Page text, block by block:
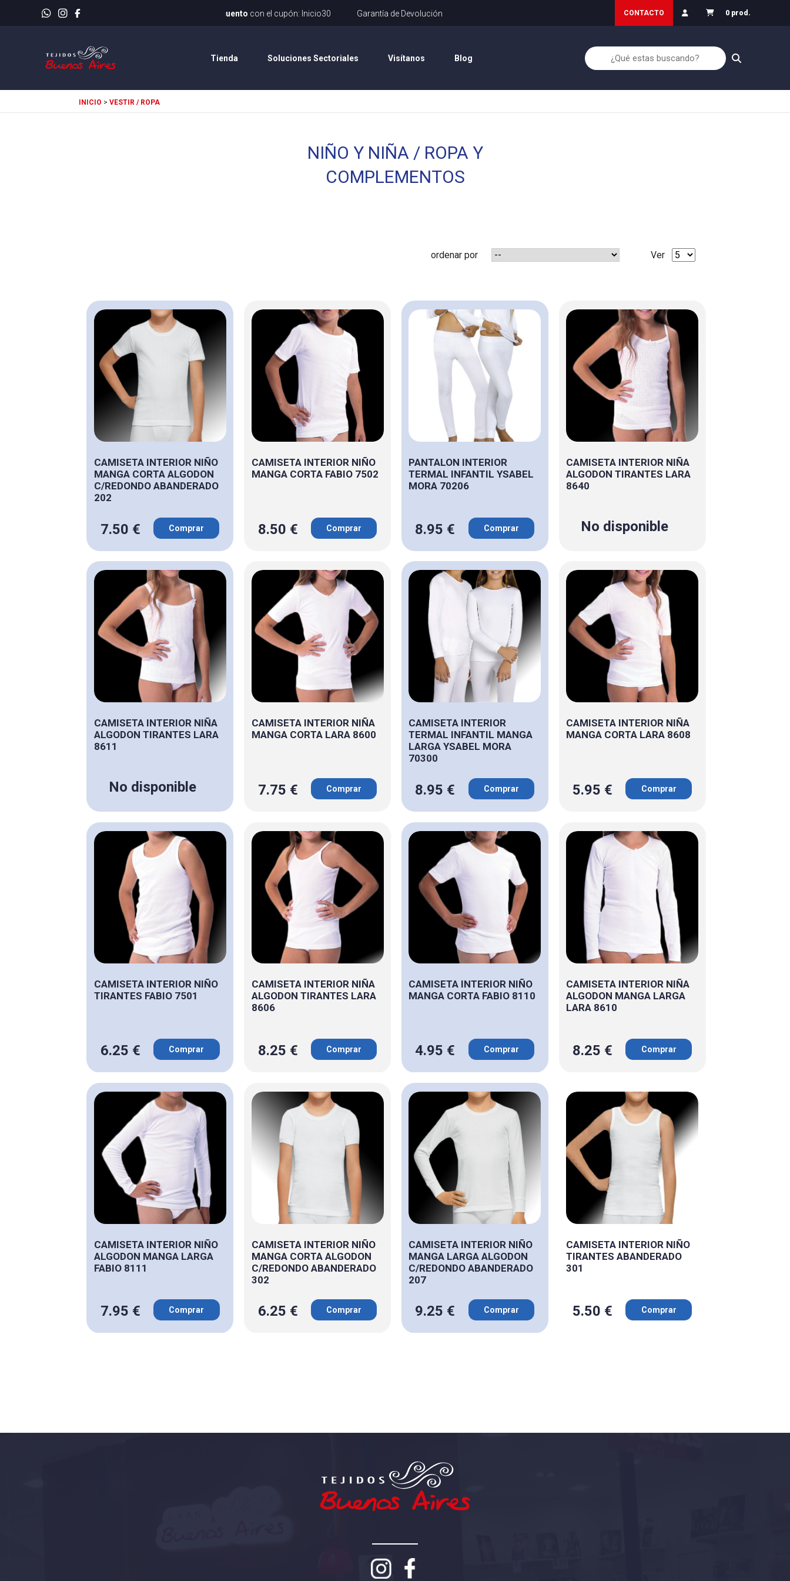
Envíos rápidos No olvides usar tu 25% de Descuento Garantía de Devolución
CONTACTO 0 prod.
Tienda Soluciones Sectoriales Visítanos Blog
INICIO >VESTIR / ROPA
NIÑO Y NIÑA / ROPA Y
COMPLEMENTOS
ordenar por Ver
CAMISETA INTERIOR NIÑO
MANGA CORTA ALGODON
C/REDONDO ABANDERADO
202
7.50 € Comprar
CAMISETA INTERIOR NIÑO
MANGA CORTA FABIO 7502
8.50 € Comprar
PANTALON INTERIOR
TERMAL INFANTIL YSABEL
MORA 70206
8.95 € Comprar
CAMISETA INTERIOR NIÑA
ALGODON TIRANTES LARA
8640
No disponible
CAMISETA INTERIOR NIÑA
ALGODON TIRANTES LARA
8611
No disponible
CAMISETA INTERIOR NIÑA
MANGA CORTA LARA 8600
7.75 € Comprar
CAMISETA INTERIOR
TERMAL INFANTIL MANGA
LARGA YSABEL MORA
70300
8.95 € Comprar
CAMISETA INTERIOR NIÑA
MANGA CORTA LARA 8608
5.95 € Comprar
CAMISETA INTERIOR NIÑO
TIRANTES FABIO 7501
6.25 € Comprar
CAMISETA INTERIOR NIÑA
ALGODON TIRANTES LARA
8606
8.25 € Comprar
CAMISETA INTERIOR NIÑO
MANGA CORTA FABIO 8110
4.95 € Comprar
CAMISETA INTERIOR NIÑA
ALGODON MANGA LARGA
LARA 8610
8.25 € Comprar
CAMISETA INTERIOR NIÑO
ALGODON MANGA LARGA
FABIO 8111
7.95 € Comprar
CAMISETA INTERIOR NIÑO
MANGA CORTA ALGODON
C/REDONDO ABANDERADO
302
6.25 € Comprar
CAMISETA INTERIOR NIÑO
MANGA LARGA ALGODON
C/REDONDO ABANDERADO
207
9.25 € Comprar
CAMISETA INTERIOR NIÑO
TIRANTES ABANDERADO
301
5.50 € Comprar